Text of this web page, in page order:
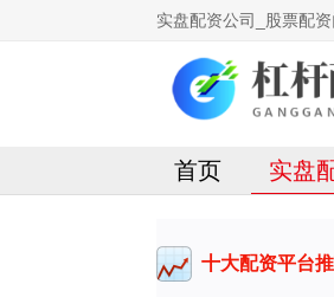
实盘配资公司_股票配
首页 实盘
十大配资平台